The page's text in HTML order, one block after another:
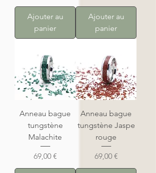
Ajouter au
panier
Ajouter au
panier
Anneau bague
tungstène
Malachite
Prix
69,00 €
Anneau bague
tungstène Jaspe
rouge
Prix
69,00 €